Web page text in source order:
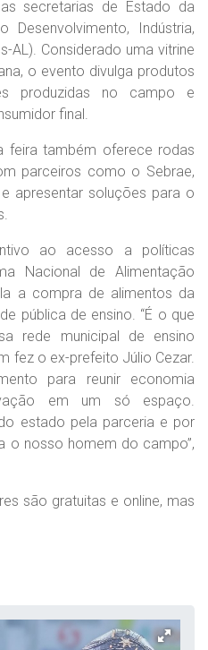
secretarias de Estado da
Desenvolvimento, Indústria,
AL). Considerado uma vitrine
o evento divulga produtos
produzidas no campo e
final.
feira também oferece rodas
parceiros como o Sebrae,
apresentar soluções para o
ao acesso a políticas
Nacional de Alimentação
a compra de alimentos da
pública de ensino. “É o que
rede municipal de ensino
fez o ex-prefeito Júlio Cezar.
para reunir economia
em um só espaço.
estado pela parceria e por
o nosso homem do campo”,
são gratuitas e online, mas